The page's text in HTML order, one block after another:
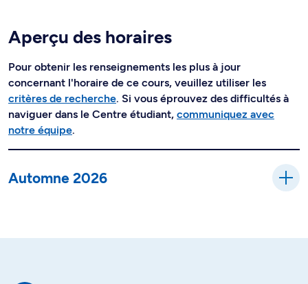
Aperçu des horaires
Pour obtenir les renseignements les plus à jour
concernant l'horaire de ce cours, veuillez utiliser les
critères de recherche. Si vous éprouvez des difficultés à
naviguer dans le Centre étudiant, communiquez avec
notre équipe.
Automne 2026